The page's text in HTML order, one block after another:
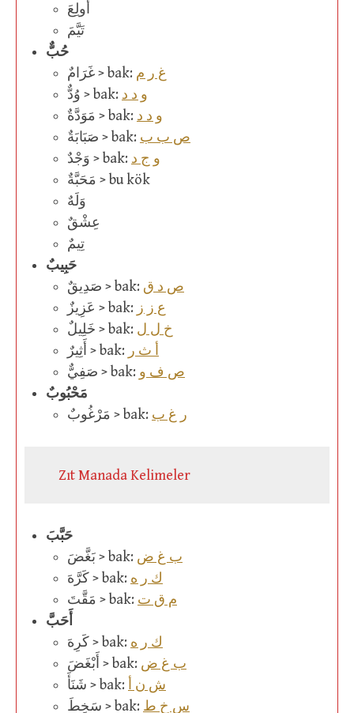
أُولِعَ
تَيَّمَ
حُبٌّ
غَرَامٌ > bak: غ ر م
وُدٌّ > bak: و د د
مَوَدَّةٌ > bak: و د د
صَبَابَةٌ > bak: ص ب ب
وَجْدٌ > bak: و ج د
مَحَبَّةٌ > bu kök
وَلَهٌ
عِشْقٌ
تِيمٌ
حَبِيبٌ
صَدِيقٌ > bak: ص د ق
عَزِيزٌ > bak: ع ز ز
خَلِيلٌ > bak: خ ل ل
أَثِيرٌ > bak: أ ث ر
صَفِيٌّ > bak: ص ف و
مَحْبُوبٌ
مَرْغُوبٌ > bak: ر غ ب
Zıt Manada Kelimeler
حَبَّبَ
بَغَّضَ > bak: ب غ ض
كَرَّهَ > bak: ك ر ه
مَقَّتَ > bak: م ق ت
أَحَبَّ
كَرِهَ > bak: ك ر ه
أَبْغَضَ > bak: ب غ ض
شَنَأَ > bak:
ش ن أ
سَخِطَ > bak: س خ ط